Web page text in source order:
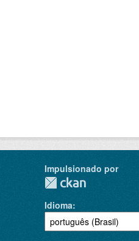
Impulsionado por
Idioma